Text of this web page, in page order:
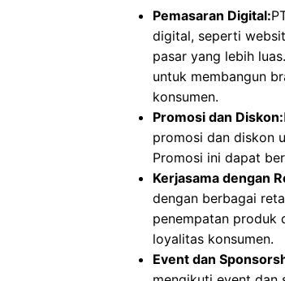
Pemasaran Digital:
digital, seperti
pasar yang lebih
untuk membangun
konsumen.
Promosi dan Diskon:
promosi dan diskon
Promosi ini dapat
Kerjasama dengan
dengan berbagai
penempatan produk
loyalitas konsumen.
Event dan